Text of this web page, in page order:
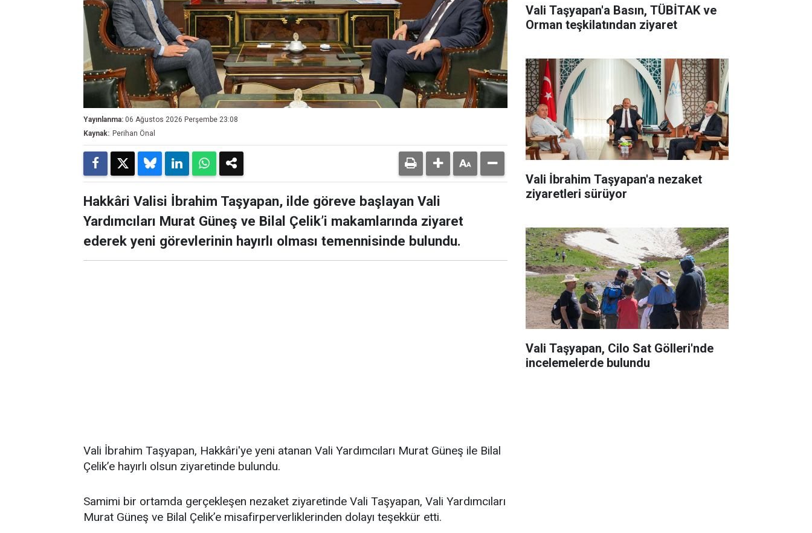
Yayınlanma: 06 Ağustos 2026 Perşembe 23:08
Kaynak: Perihan Önal
Hakkâri Valisi İbrahim Taşyapan, ilde göreve başlayan Vali
Yardımcıları Murat Güneş ve Bilal Çelik’i makamlarında ziyaret
ederek yeni görevlerinin hayırlı olması temennisinde bulundu.
Vali İbrahim Taşyapan, Hakkâri'ye yeni atanan Vali Yardımcıları Murat Güneş ile Bilal
Çelik’e hayırlı olsun ziyaretinde bulundu.
Samimi bir ortamda gerçekleşen nezaket ziyaretinde Vali Taşyapan, Vali Yardımcıları
Murat Güneş ve Bilal Çelik’e misafirperverliklerinden dolayı teşekkür etti.
Vali Taşyapan'a Basın, TÜBİTAK ve
Orman teşkilatından ziyaret
Vali İbrahim Taşyapan'a nezaket
ziyaretleri sürüyor
Vali Taşyapan, Cilo Sat Gölleri'nde
incelemelerde bulundu